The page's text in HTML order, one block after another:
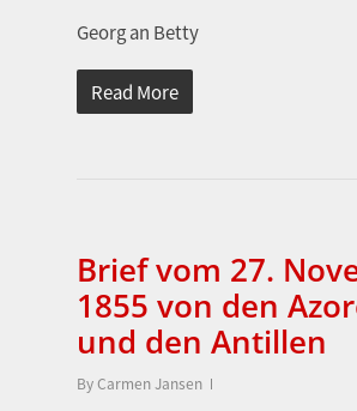
Georg an Betty
Read More
Brief vom 27.
1855 von den
und den Antillen
ByCarmen Jansen